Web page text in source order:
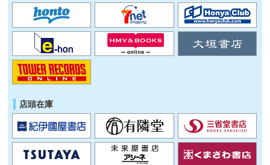
店頭在庫